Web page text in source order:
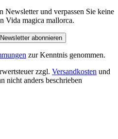
Newsletter und verpassen Sie keine
Vida magica mallorca.
Newsletter abonnieren
zur Kenntnis genommen.
zzgl. Versandkosten und
nicht anders beschrieben